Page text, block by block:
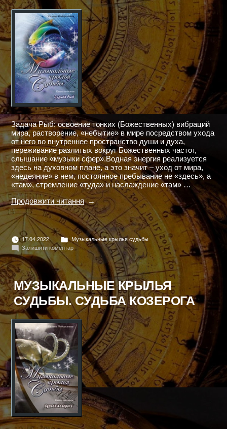
Задача Рыб: освоение тонких (Божественных) вибраций
мира, растворение, «небытие» в мире посредством ухода
от него во внутреннее пространство души и духа,
переживание разлитых вокруг Божественных частот,
слышание «музыки сфер».Водная энергия реализуется
здесь на духовном плане, а это значит – уход от мира,
«недеяние» в нем, постоянное пребывание не «здесь», а
«там», стремление «туда» и наслаждение «там» …
Продовжити читання"МУЗЫКАЛЬНЫЕ
КРЫЛЬЯ
СУДЬБЫ.
СУДЬБА
РЫБ"
17.04.2022
Опубліковано
в
Музыкальные крылья судьбы
Залишити коментардо
МУЗЫКАЛЬНЫЕ
КРЫЛЬЯ
СУДЬБЫ.
СУДЬБА
РЫБ
МУЗЫКАЛЬНЫЕ КРЫЛЬЯ
СУДЬБЫ. СУДЬБА КОЗЕРОГА